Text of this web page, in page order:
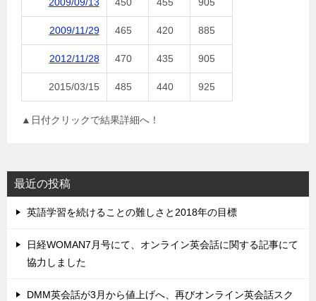
2009/11/29 465 420 885
2012/11/28 470 435 905
2015/03/15 485 440 925
▲日付クリックで結果詳細へ！
最近の投稿
英語学習を続けることの難しさと2018年の目標
日経WOMAN7月号にて、オンライン英会話に関する記事にて
協力しました
DMM英会話が3月から値上げへ、再びオンライン英会話スク